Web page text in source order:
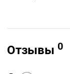
Отзывы 0